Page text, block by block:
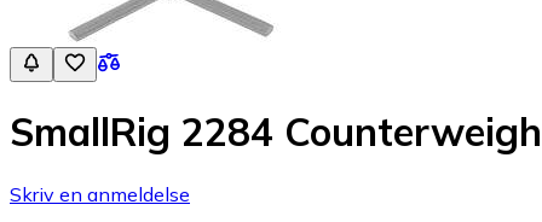
SmallRig 2284
Skriv en anmeldelse